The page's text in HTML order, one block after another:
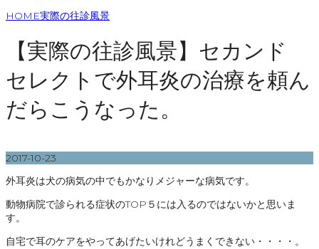
HOME実際の往診風景
【実際の往診風景】セカンド
セレクトで外耳炎の治療を頼ん
だらこうなった。
2017-10-23
外耳炎は犬の病気の中でもかなりメジャーな病気です。
動物病院で診られる症状のTOP５には入るのではないかと思いま
す。
自宅で耳のケアをやってあげたいけれどうまくできない・・・・。